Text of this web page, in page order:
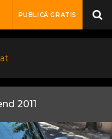
PUBLICÁ GRATIS
2011